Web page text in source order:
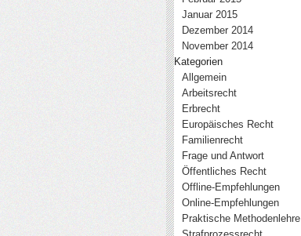
Januar 2015
Dezember 2014
November 2014
Kategorien
Allgemein
Arbeitsrecht
Erbrecht
Europäisches Recht
Familienrecht
Frage und Antwort
Öffentliches Recht
Offline-Empfehlungen
Online-Empfehlungen
Praktische Methodenlehre